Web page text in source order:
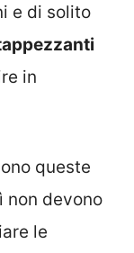
e di solito
in
queste
non devono
le